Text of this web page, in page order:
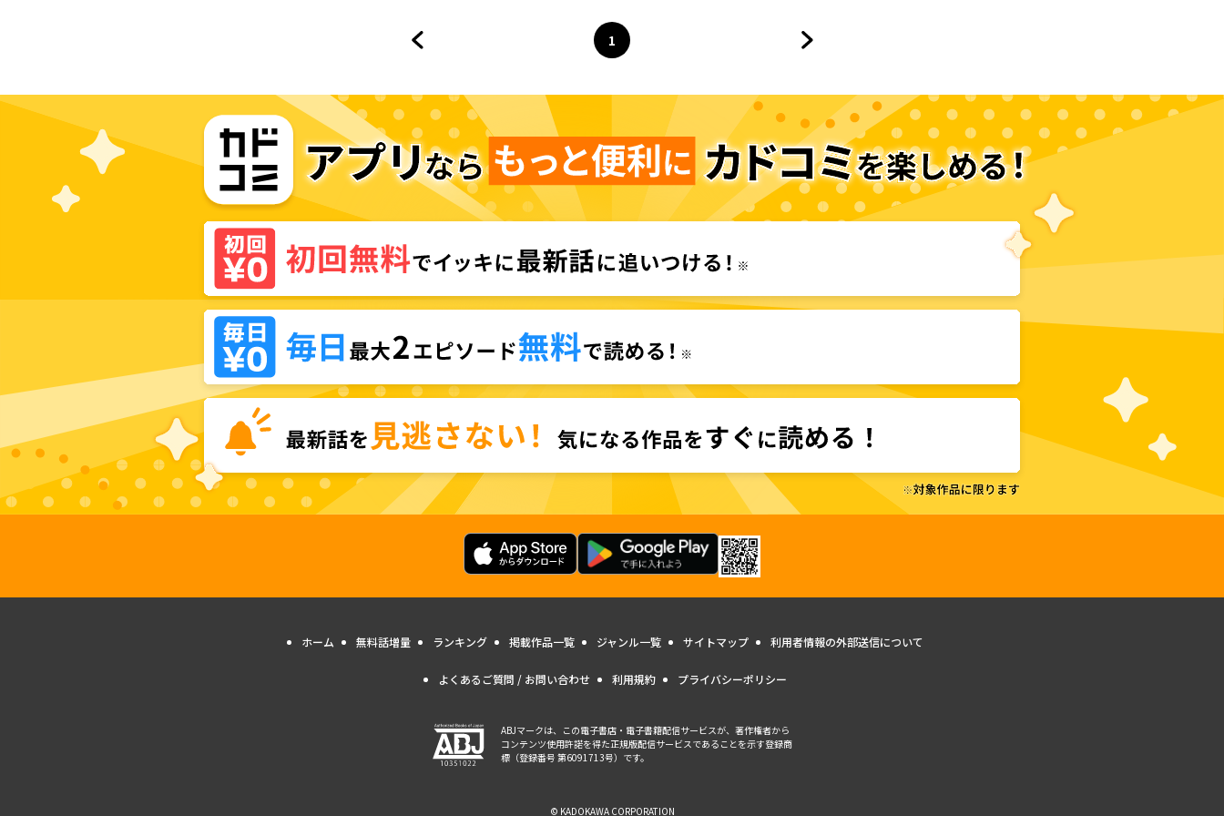
ページ
1
へ
ホーム 無料話増量 ランキング 掲載作品一覧 ジャンル一覧 サイトマップ 利用者情報の外部送信について
よくあるご質問 / お問い合わせ 利用規約 プライバシーポリシー
ABJマークは、この電子書店・電子書籍配信サービスが、著作権者から
コンテンツ使用許諾を得た正規版配信サービスであることを示す登録商
標（登録番号 第6091713号）です。
© KADOKAWA CORPORATION